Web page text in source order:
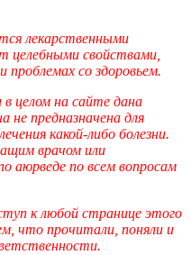
лекарственными
целебными свойствами,
со здоровьем.
целом на сайте дана
не предназначена для
какой-либо болезни.
врачом или
аюрведе по всем вопросам
к любой странице этого
что прочитали, поняли и